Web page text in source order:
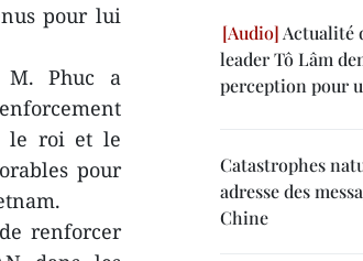
pour lui
M. Phuc a
le roi et le
pour
renforcer
Actualité
leader Tô Lâm
perception pour
Catastrophes
adresse des
Chine